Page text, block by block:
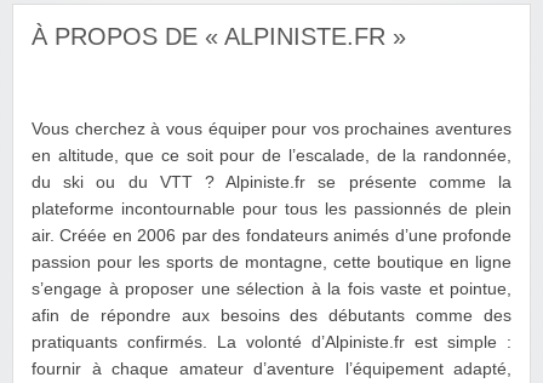
À PROPOS DE « ALPINISTE.FR »
Vous cherchez à vous équiper pour vos prochaines aventures
en altitude, que ce soit pour de l’escalade, de la randonnée,
du ski ou du VTT ? Alpiniste.fr se présente comme la
plateforme incontournable pour tous les passionnés de plein
air. Créée en 2006 par des fondateurs animés d’une profonde
passion pour les sports de montagne, cette boutique en ligne
s’engage à proposer une sélection à la fois vaste et pointue,
afin de répondre aux besoins des débutants comme des
pratiquants confirmés. La volonté d’Alpiniste.fr est simple :
fournir à chaque amateur d’aventure l’équipement adapté,